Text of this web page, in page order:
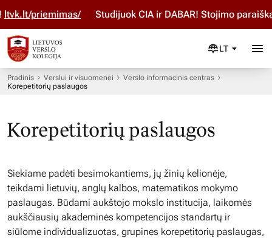
priemimas/ Studijuok ČIA ir DABAR! Stojimo paraišką
LT
Pradinis Verslui ir visuomenei
Verslo informacinis centras
Korepetitorių paslaugos
Korepetitorių paslaugos
Siekiame padėti besimokantiems, jų žinių kelionėje,
teikdami lietuvių, anglų kalbos, matematikos mokymo
paslaugas. Būdami aukštojo mokslo institucija, laikomės
aukščiausių akademinės kompetencijos standartų ir
siūlome individualizuotas, grupines korepetitorių paslaugas,